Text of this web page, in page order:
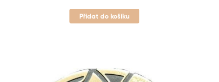
Přidat do košíku